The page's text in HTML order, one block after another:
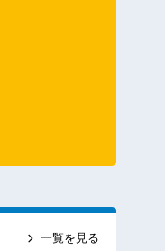
一覧を見る